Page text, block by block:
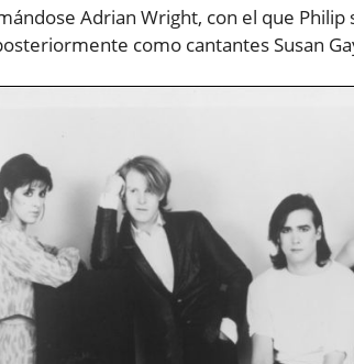
Adrian Wright, con el que Philip
como cantantes Susan